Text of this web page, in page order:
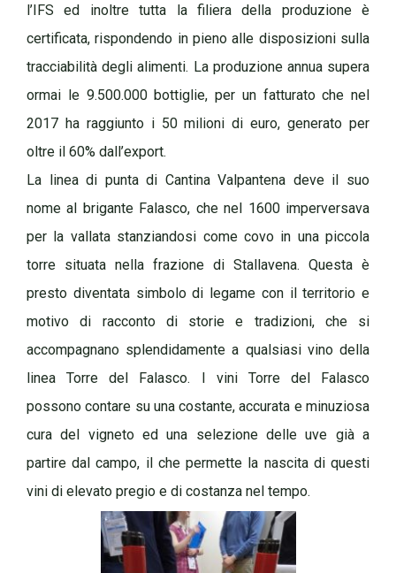
l’IFS ed inoltre tutta la filiera della produzione è
certificata, rispondendo in pieno alle disposizioni sulla
tracciabilità degli alimenti. La produzione annua supera
ormai le 9.500.000 bottiglie, per un fatturato che nel
2017 ha raggiunto i 50 milioni di euro, generato per
oltre il 60% dall’export.
La linea di punta di Cantina Valpantena deve il suo
nome al brigante Falasco, che nel 1600 imperversava
per la vallata stanziandosi come covo in una piccola
torre situata nella frazione di Stallavena. Questa è
presto diventata simbolo di legame con il territorio e
motivo di racconto di storie e tradizioni, che si
accompagnano splendidamente a qualsiasi vino della
linea Torre del Falasco. I vini Torre del Falasco
possono contare su una costante, accurata e minuziosa
cura del vigneto ed una selezione delle uve già a
partire dal campo, il che permette la nascita di questi
vini di elevato pregio e di costanza nel tempo.